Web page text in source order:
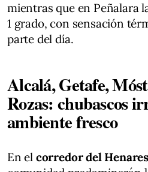
mientras que en Peñalara
1 grado, con sensación
parte del día.
Alcalá, Getafe,
Rozas: chubascos
ambiente fresco
En el corredor del